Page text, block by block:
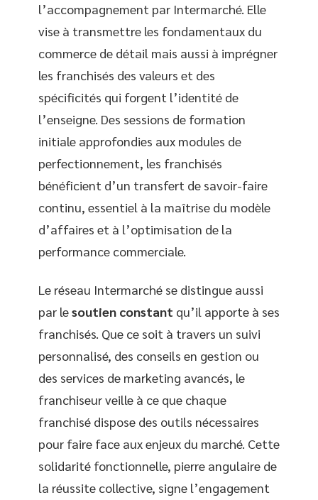
l’accompagnement par Intermarché. Elle
vise à transmettre les fondamentaux du
commerce de détail mais aussi à imprégner
les franchisés des valeurs et des
spécificités qui forgent l’identité de
l’enseigne. Des sessions de formation
initiale approfondies aux modules de
perfectionnement, les franchisés
bénéficient d’un transfert de savoir-faire
continu, essentiel à la maîtrise du modèle
d’affaires et à l’optimisation de la
performance commerciale.
Le réseau Intermarché se distingue aussi
par lesoutien constant qu’il apporte à ses
franchisés. Que ce soit à travers un suivi
personnalisé, des conseils en gestion ou
des services de marketing avancés, le
franchiseur veille à ce que chaque
franchisé dispose des outils nécessaires
pour faire face aux enjeux du marché. Cette
solidarité fonctionnelle, pierre angulaire de
la réussite collective, signe l’engagement